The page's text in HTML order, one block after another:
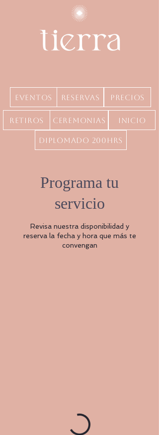
Reservas
Eventos precios
Ceremonias
Retiros inicio
Diplomado 200hrs
Programa tu
servicio
Revisa nuestra disponibilidad y
reserva la fecha y hora que más te
convengan